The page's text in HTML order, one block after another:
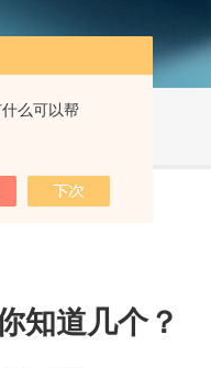
么可以帮
知道几个？